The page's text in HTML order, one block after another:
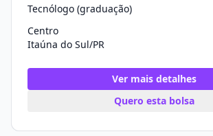
Tecnólogo (graduação)
Centro
Itaúna do Sul/PR
Ver mais detalhes
Quero esta bolsa